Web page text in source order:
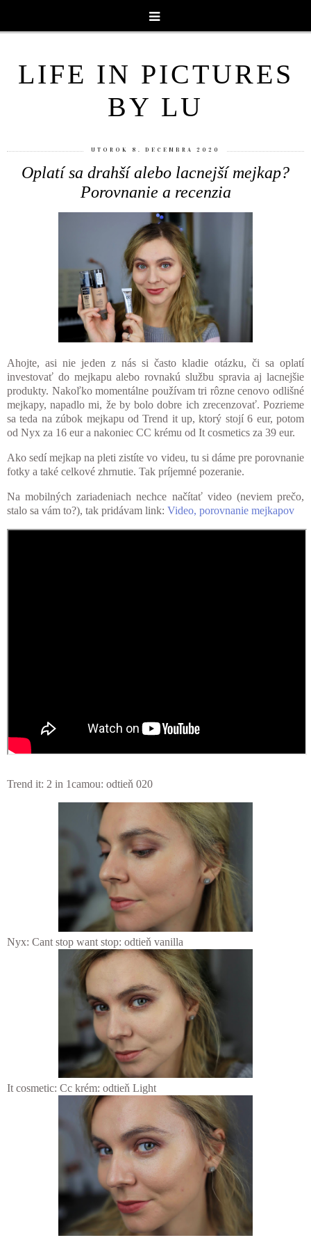
LIFE IN PICTURES
BY LU
UTOROK 8. DECEMBRA 2020
Oplatí sa drahší alebo lacnejší mejkap?
Porovnanie a recenzia
Ahojte, asi nie jeden z nás si často kladie otázku, či sa oplatí
investovať do mejkapu alebo rovnakú službu spravia aj lacnejšie
produkty. Nakoľko momentálne používam tri rôzne cenovo odlišné
mejkapy, napadlo mi, že by bolo dobre ich zrecenzovať. Pozrieme
sa teda na zúbok mejkapu od Trend it up, ktorý stojí 6 eur, potom
od Nyx za 16 eur a nakoniec CC krému od It cosmetics za 39 eur.
Ako sedí mejkap na pleti zistíte vo videu, tu si dáme pre porovnanie
fotky a také celkové zhrnutie. Tak príjemné pozeranie.
Na mobilných zariadeniach nechce načítať video (neviem prečo,
stalo sa vám to?), tak pridávam link: Video, porovnanie mejkapov
Trend it: 2 in 1camou: odtieň 020
Nyx: Cant stop want stop: odtieň vanilla
It cosmetic: Cc krém: odtieň Light